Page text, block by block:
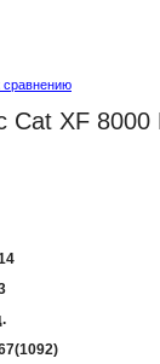
сравнению
Cat XF 8000